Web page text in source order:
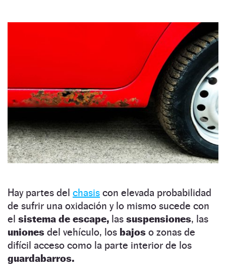
Hay partes del chasis con elevada probabilidad
de sufrir una oxidación y lo mismo sucede con
el sistema de escape, las suspensiones, las
uniones del vehículo, los bajos o zonas de
difícil acceso como la parte interior de los
guardabarros.